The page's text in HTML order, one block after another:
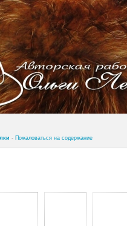
- Пожаловаться на содержание